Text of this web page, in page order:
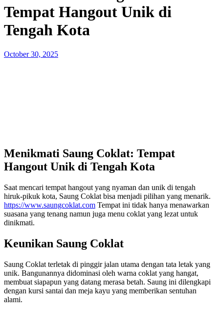
Tempat Hangout Unik di
Tengah Kota
Posted
October 30, 2025
Menikmati Saung Coklat: Tempat
Hangout Unik di Tengah Kota
Saat mencari tempat hangout yang nyaman dan unik di tengah
hiruk-pikuk kota, Saung Coklat bisa menjadi pilihan yang menarik.
https://www.saungcoklat.com Tempat ini tidak hanya menawarkan
suasana yang tenang namun juga menu coklat yang lezat untuk
dinikmati.
Keunikan Saung Coklat
Saung Coklat terletak di pinggir jalan utama dengan tata letak yang
unik. Bangunannya didominasi oleh warna coklat yang hangat,
membuat siapapun yang datang merasa betah. Saung ini dilengkapi
dengan kursi santai dan meja kayu yang memberikan sentuhan
alami.